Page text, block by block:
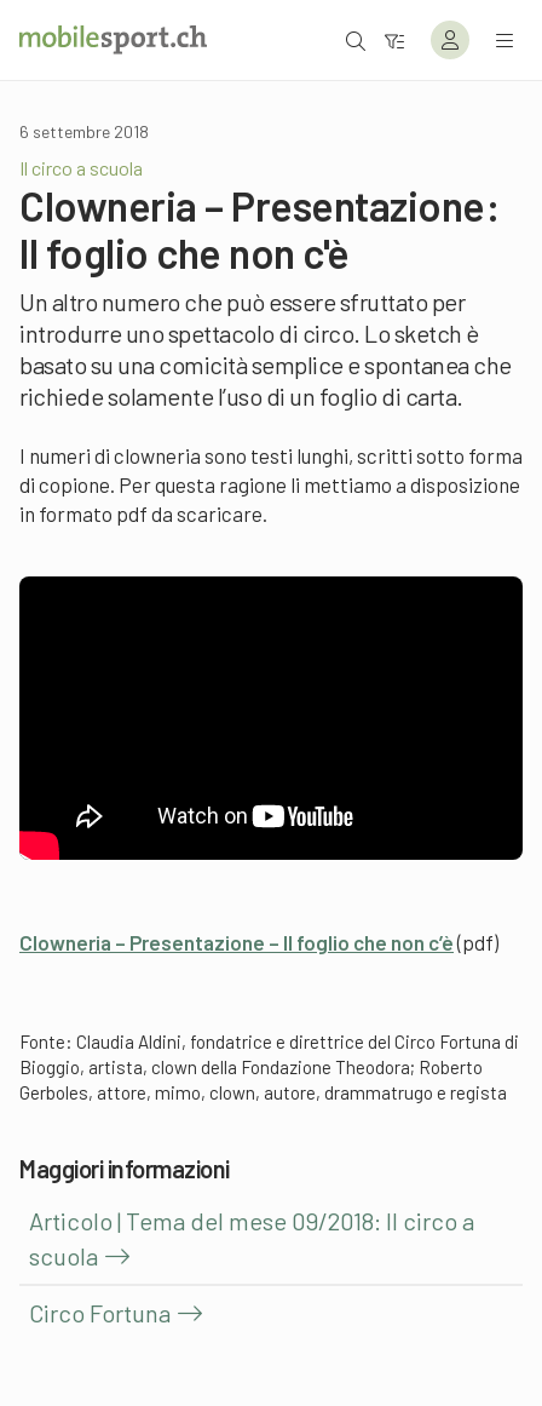
6 settembre 2018
Il circo a scuola
Clowneria – Presentazione:
Il foglio che non c'è
Un altro numero che può essere sfruttato per
introdurre uno spettacolo di circo. Lo sketch è
basato su una comicità semplice e spontanea che
richiede solamente l’uso di un foglio di carta.
I numeri di clowneria sono testi lunghi, scritti sotto forma
di copione. Per questa ragione li mettiamo a disposizione
in formato pdf da scaricare.
Clowneria – Presentazione – Il foglio che non c’è(pdf)
Fonte: Claudia Aldini, fondatrice e direttrice del Circo Fortuna di
Bioggio, artista, clown della Fondazione Theodora; Roberto
Gerboles, attore, mimo, clown, autore, drammatrugo e regista
Maggiori informazioni
Articolo | Tema del mese 09/2018: Il circo a
scuola
Circo Fortuna